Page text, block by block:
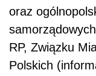
oraz
RP, Związku
Polskich